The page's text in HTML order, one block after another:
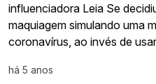
influenciadora Leia Se
maquiagem simulando uma
coronavírus, ao invés de
há 5 anos